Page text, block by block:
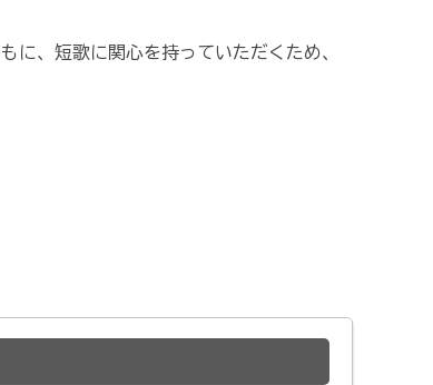
に、短歌に関心を持っていただくため、